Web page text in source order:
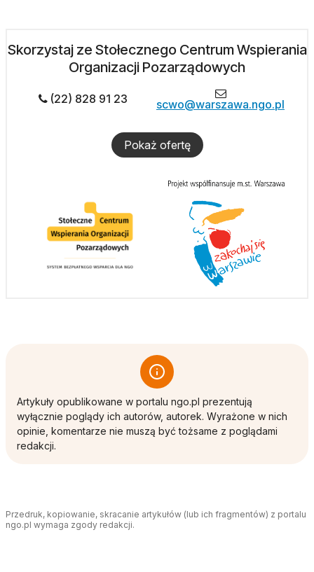
Skorzystaj ze Stołecznego Centrum Wspierania
Organizacji Pozarządowych
(22) 828 91 23 scwo@warszawa.ngo.pl
Pokaż ofertę
Artykuły opublikowane w portalu ngo.pl prezentują
wyłącznie poglądy ich autorów, autorek. Wyrażone w nich
opinie, komentarze nie muszą być tożsame z poglądami
redakcji.
Przedruk, kopiowanie, skracanie artykułów (lub ich fragmentów) z portalu
ngo.pl wymaga zgody redakcji.